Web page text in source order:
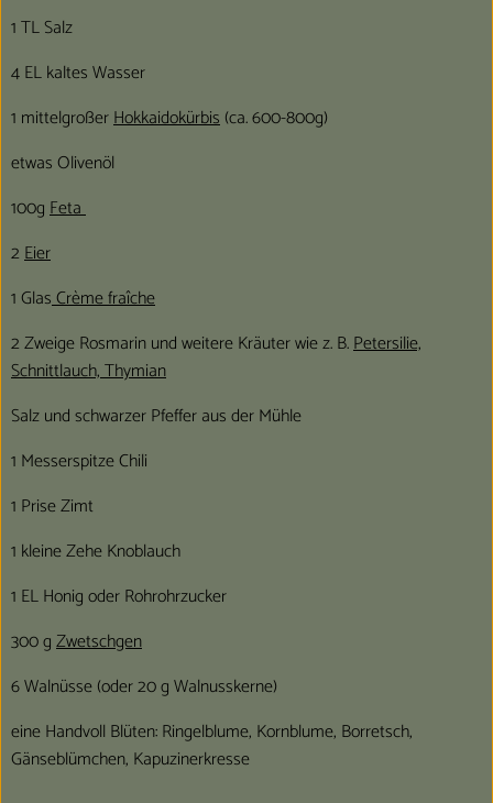
1 TL Salz
4 EL kaltes Wasser
1 mittelgroßerHokkaidokürbis(ca. 600-800g)
etwas Olivenöl
100gFeta
2Eier
1 GlasCrème fraîche
2 Zweige Rosmarin und weitere Kräuter wie z. B.Petersilie,
Schnittlauch, Thymian
Salz und schwarzer Pfeffer aus der Mühle
1 Messerspitze Chili
1 Prise Zimt
1 kleine Zehe Knoblauch
1 EL Honig oder Rohrohrzucker
300 gZwetschgen
6 Walnüsse (oder 20 g Walnusskerne)
eine Handvoll Blüten: Ringelblume, Kornblume, Borretsch,
Gänseblümchen, Kapuzinerkresse